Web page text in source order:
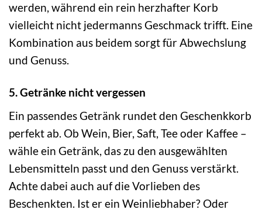
werden, während ein rein herzhafter Korb
vielleicht nicht jedermanns Geschmack trifft. Eine
Kombination aus beidem sorgt für Abwechslung
und Genuss.
5. Getränke nicht vergessen
Ein passendes Getränk rundet den Geschenkkorb
perfekt ab. Ob Wein, Bier, Saft, Tee oder Kaffee –
wähle ein Getränk, das zu den ausgewählten
Lebensmitteln passt und den Genuss verstärkt.
Achte dabei auch auf die Vorlieben des
Beschenkten. Ist er ein Weinliebhaber? Oder